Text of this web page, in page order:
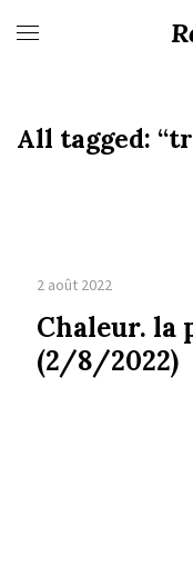
All tagged:
2 août 2022
Chaleur. la
(2/8/2022)